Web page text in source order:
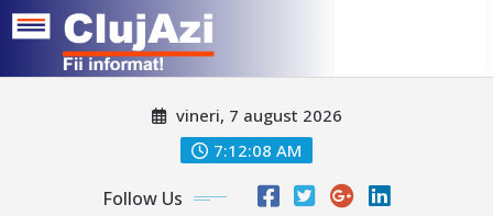
vineri, 7 august 2026
7:12:10 AM
Follow Us